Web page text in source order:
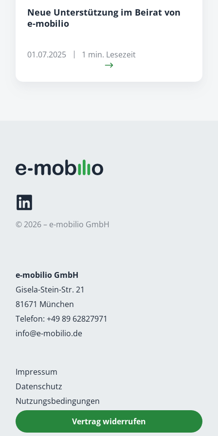
Neue Unterstützung im Beirat von
e-mobilio
01.07.2025 1 min. Lesezeit
© 2026 – e-mobilio GmbH
e-mobilio GmbH
Gisela-Stein-Str. 21
81671 München
Telefon: +49 89 62827971
info@e-mobilio.de
Impressum
Datenschutz
Nutzungsbedingungen
Vertrag widerrufen